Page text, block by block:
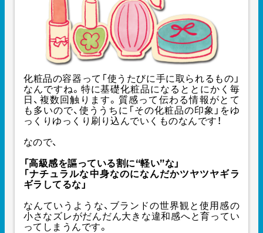
化粧品の容器って「使うたびに手に取られるもの」
なんですね。特に基礎化粧品になるととにかく毎
日、複数回触ります。質感って伝わる情報がとて
も多いので、使ううちに「その化粧品の印象」をゆ
っくりゆっくり刷り込んでいくものなんです！
なので、
「高級感を謳っている割に“軽い”な」
「ナチュラルな中身なのになんだかツヤツヤギラ
ギラしてるな」
なんていうような、ブランドの世界観と使用感の
小さなズレがだんだん大きな違和感へと育ってい
ってしまうんです。